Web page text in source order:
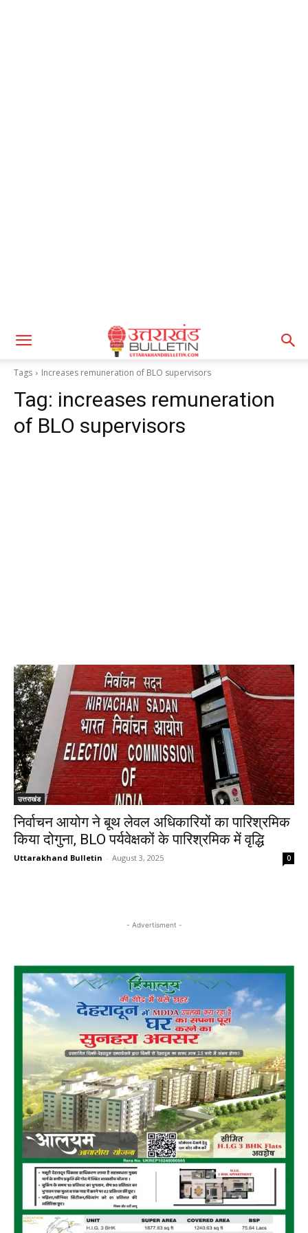
Tags Increases remuneration of BLO supervisors
Tag: increases remuneration
of BLO supervisors
उत्तराखंड
निर्वाचन आयोग ने बूथ लेवल अधिकारियों का पारिश्रमिक
किया दोगुना, BLO पर्यवेक्षकों के पारिश्रमिक में वृद्धि
Uttarakhand Bulletin - August 3, 2025 0
- Advertisment -